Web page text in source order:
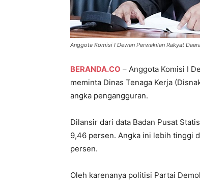
Anggota Komisi I Dewan Perwakilan Rakyat
BERANDA.CO – Anggota Komisi I
meminta Dinas Tenaga Kerja
angka pengangguran.
Dilansir dari data Badan Pusat
9,46 persen. Angka ini lebih tinggi
persen.
Oleh karenanya politisi Partai